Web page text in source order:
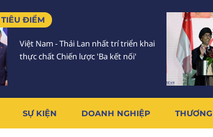
TIÊU ĐIỂM
Việt Nam - Thái Lan nhất trí triển khai
thực chất Chiến lược 'Ba kết nối'
SỰ KIỆN DOANH NGHIỆP